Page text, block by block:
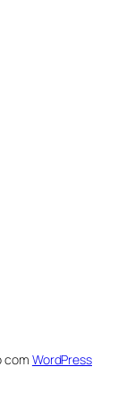
com WordPress